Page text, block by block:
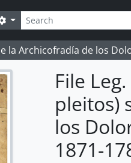
Search options
la Archicofradía de los
File
pleitos)
los
1871-